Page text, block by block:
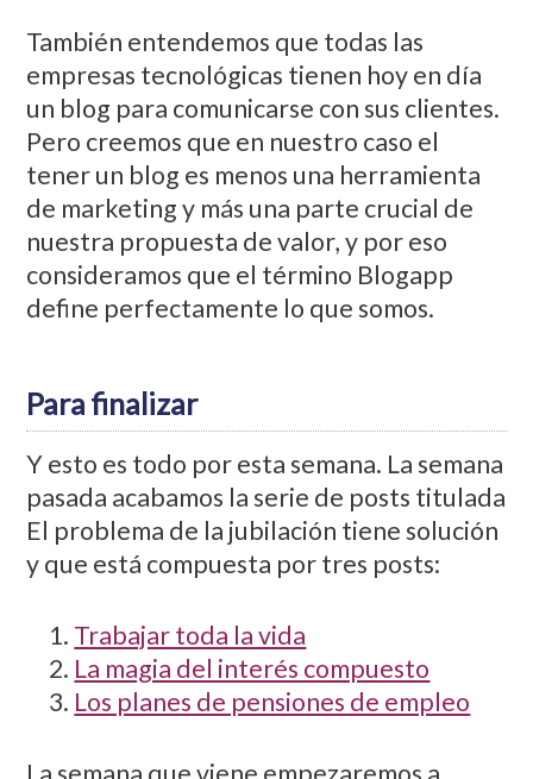
También entendemos que todas las
empresas tecnológicas tienen hoy en día
un blog para comunicarse con sus clientes.
Pero creemos que en nuestro caso el
tener un blog es menos una herramienta
de marketing y más una parte crucial de
nuestra propuesta de valor, y por eso
consideramos que el término Blogapp
define perfectamente lo que somos.
Para finalizar
Y esto es todo por esta semana. La semana
pasada acabamos la serie de posts titulada
El problema de la jubilación tiene solución
y que está compuesta por tres posts:
Trabajar toda la vida
La magia del interés compuesto
Los planes de pensiones de empleo